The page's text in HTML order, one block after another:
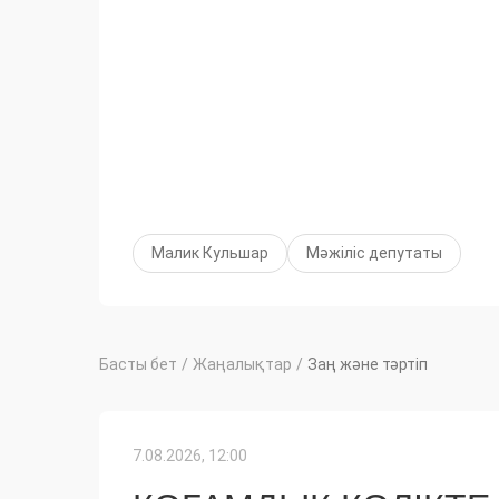
Малик Кульшар Мәжіліс депутаты
Басты бет / Жаңалықтар / Заң және тәртіп
7.08.2026, 12:00